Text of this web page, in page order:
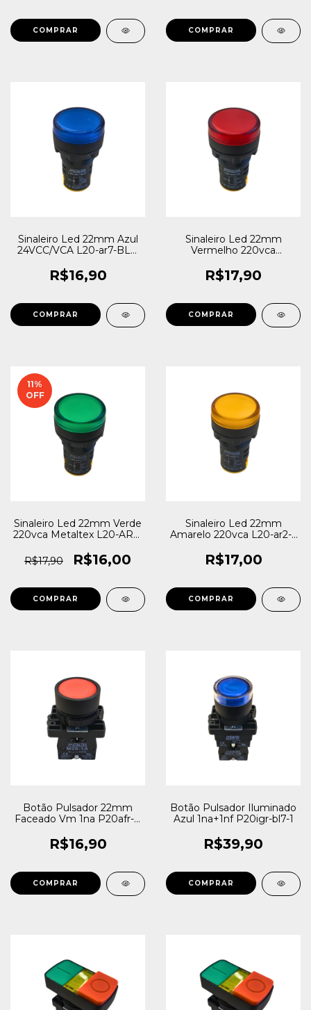
Sinaleiro Led 22mm Azul
24VCC/VCA L20-ar7-BLP
R$16,90
Sinaleiro Led 22mm
Vermelho 220vca
R$17,90
11%
OFF
Sinaleiro Led 22mm Verde
220vca Metaltex L20-AR2-
R$17,90
R$16,00
Sinaleiro Led 22mm
Amarelo 220vca L20-ar2-y
R$17,00
Botão Pulsador 22mm
Faceado Vm 1na P20afr-r-
R$16,90
Botão Pulsador Iluminado
Azul 1na+1nf P20igr-bl7-1
R$39,90